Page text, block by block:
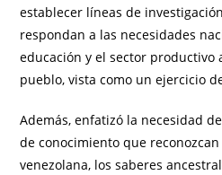
establecer líneas de
respondan a las necesidades
educación y el sector productivo
pueblo, vista como un ejercicio
Además, enfatizó la necesidad
de conocimiento que
venezolana, los saberes